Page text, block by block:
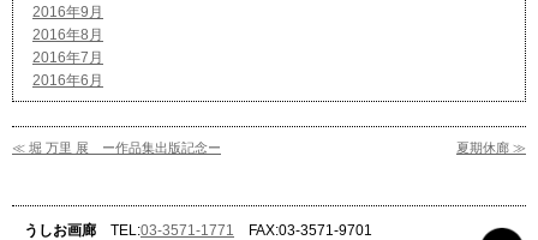
2016年9月
2016年8月
2016年7月
2016年6月
≪ 堀 万里 展 ー作品集出版記念ー 夏期休廊 ≫
うしお画廊 TEL:03-3571-1771 FAX:03-3571-9701